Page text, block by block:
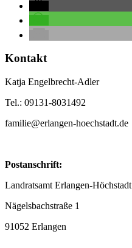
Kontakt
Katja Engelbrecht-Adler
Tel.: 09131-8031492
familie@erlangen-hoechstadt.de
Postanschrift:
Landratsamt Erlangen-Höchstadt
Nägelsbachstraße 1
91052 Erlangen